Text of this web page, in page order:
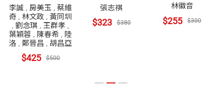
容經典珍藏版）
李誠 , 房美玉 ,蔡維
奇 , 林文政 ,黃同圳
,劉念琪 ,王群孝 ,
葉穎蓉 , 陳春希 , 陸
洛 ,鄭晉昌 , 胡昌亞
$425 $500
時事，資訊設計
原來很可以
張志祺
$323 $380
林徽音
$255 $300